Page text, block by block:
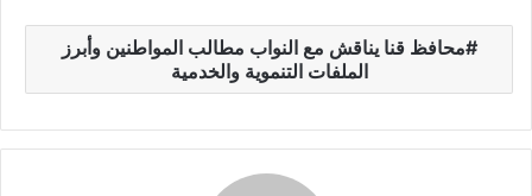
e
b
o
o
er
s
A
p
p
s
e
n
g
er
y
Li
n
k
gr
a
m
ar
e
محافظ قنا يناقش مع النواب مطالب المواطنين وأبرز
الملفات التنموية والخدمية